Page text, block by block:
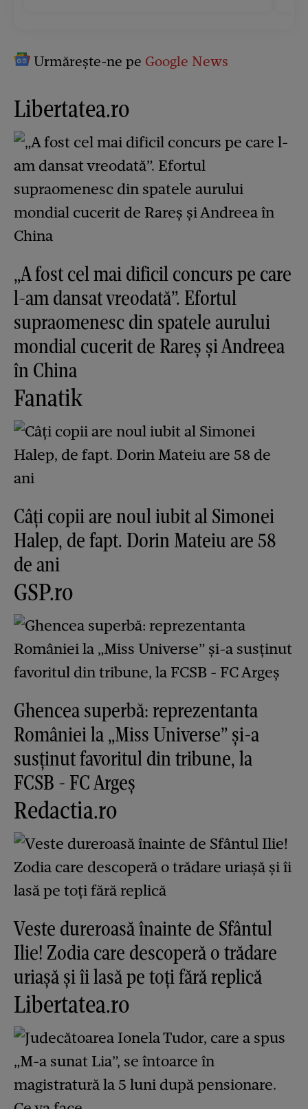
Urmărește-ne pe Google News
Libertatea.ro
„A fost cel mai dificil concurs pe care
l-am dansat vreodată”. Efortul
supraomenesc din spatele aurului
mondial cucerit de Rareș și Andreea
în China
Fanatik
Câți copii are noul iubit al Simonei
Halep, de fapt. Dorin Mateiu are 58
de ani
GSP.ro
Ghencea superbă: reprezentanta
României la „Miss Universe” și-a
susținut favoritul din tribune, la
FCSB - FC Argeș
Redactia.ro
Veste dureroasă înainte de Sfântul
Ilie! Zodia care descoperă o trădare
uriașă și îi lasă pe toți fără replică
Libertatea.ro